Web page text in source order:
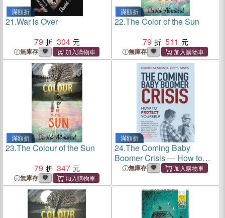
滿額折
21.War is Over
79
304
無庫存
滿額折
22.The Color of the Sun
79
511
無庫存
滿額折
23.The Colour of the Sun
79
347
無庫存
滿額折
24.The Coming Baby
Boomer Crisis ― How to
Protect Yourself
無庫存